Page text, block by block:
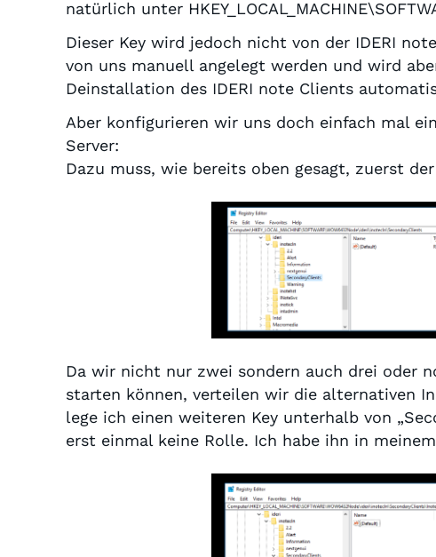
natürlich unter
Dieser Key wird jedoch nicht von der IDERI
von uns manuell angelegt werden und wird
Deinstallation des IDERI note Clients
Aber konfigurieren wir uns doch einfach mal
Server:
Dazu muss, wie bereits oben gesagt, zuerst
Da wir nicht nur zwei sondern auch drei oder
starten können, verteilen wir die alternativen
lege ich einen weiteren Key unterhalb von
erst einmal keine Rolle. Ich habe ihn in